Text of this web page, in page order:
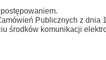
Publicznych z dnia
środków komunikacji